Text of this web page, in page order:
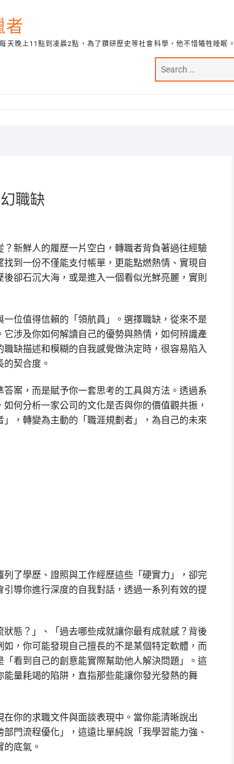
者
晚上11點到凌晨2點，為了鑽研歷史等社會科學，他不惜犧牲睡眠。
職缺
新鮮人的履歷一片空白，轉職者背負著過往經驗
到一份不僅能支付帳單，更能點燃熱情、實現自
卻石沉大海，或是進入一個看似光鮮亮麗，實則
位值得信賴的「領航員」。選擇職缺，從來不是
涉及你如何解讀自己的優勢與熱情，如何辨識產
缺描述和模糊的自我感覺做決定時，很容易陷入
契合度。
案，而是賦予你一套思考的工具與方法。透過系
何分析一家公司的文化是否與你的價值觀共振，
，轉變為主動的「職涯規劃者」，為自己的未來
了學歷、證照與工作經歷這些「硬實力」，卻完
導你進行深度的自我對話，透過一系列有效的提
態？」、「過去哪些成就讓你最有成就感？背後
，你可能發現自己擅長的不是某個特定軟體，而
看到自己的創意能實際幫助他人解決問題」。這
量耗竭的陷阱，直指那些能讓你發光發熱的舞
你的求職文件與面談表現中。當你能清晰說出
門流程優化」，這遠比單純說「我學習能力強、
底氣。